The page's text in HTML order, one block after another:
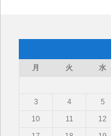
月 火 水
3
4 5
10
11 12